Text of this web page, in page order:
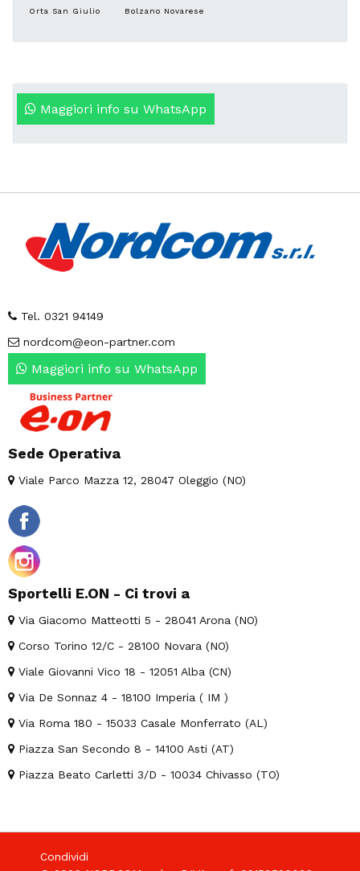
Orta San Giulio Bolzano Novarese
Maggiori info su WhatsApp
Tel. 0321 94149
nordcom@eon-partner.com
Maggiori info su WhatsApp
Sede Operativa
Viale Parco Mazza 12, 28047 Oleggio (NO)
Sportelli E.ON - Ci trovi a
Via Giacomo Matteotti 5 - 28041 Arona (NO)
Corso Torino 12/C - 28100 Novara (NO)
Viale Giovanni Vico 18 - 12051 Alba (CN)
Via De Sonnaz 4 - 18100 Imperia ( IM )
Via Roma 180 - 15033 Casale Monferrato (AL)
Piazza San Secondo 8 - 14100 Asti (AT)
Piazza Beato Carletti 3/D - 10034 Chivasso (TO)
Condividi